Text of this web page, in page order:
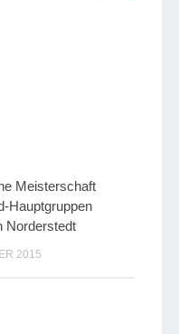
Meisterschaft
Hauptgruppen
Norderstedt
2015